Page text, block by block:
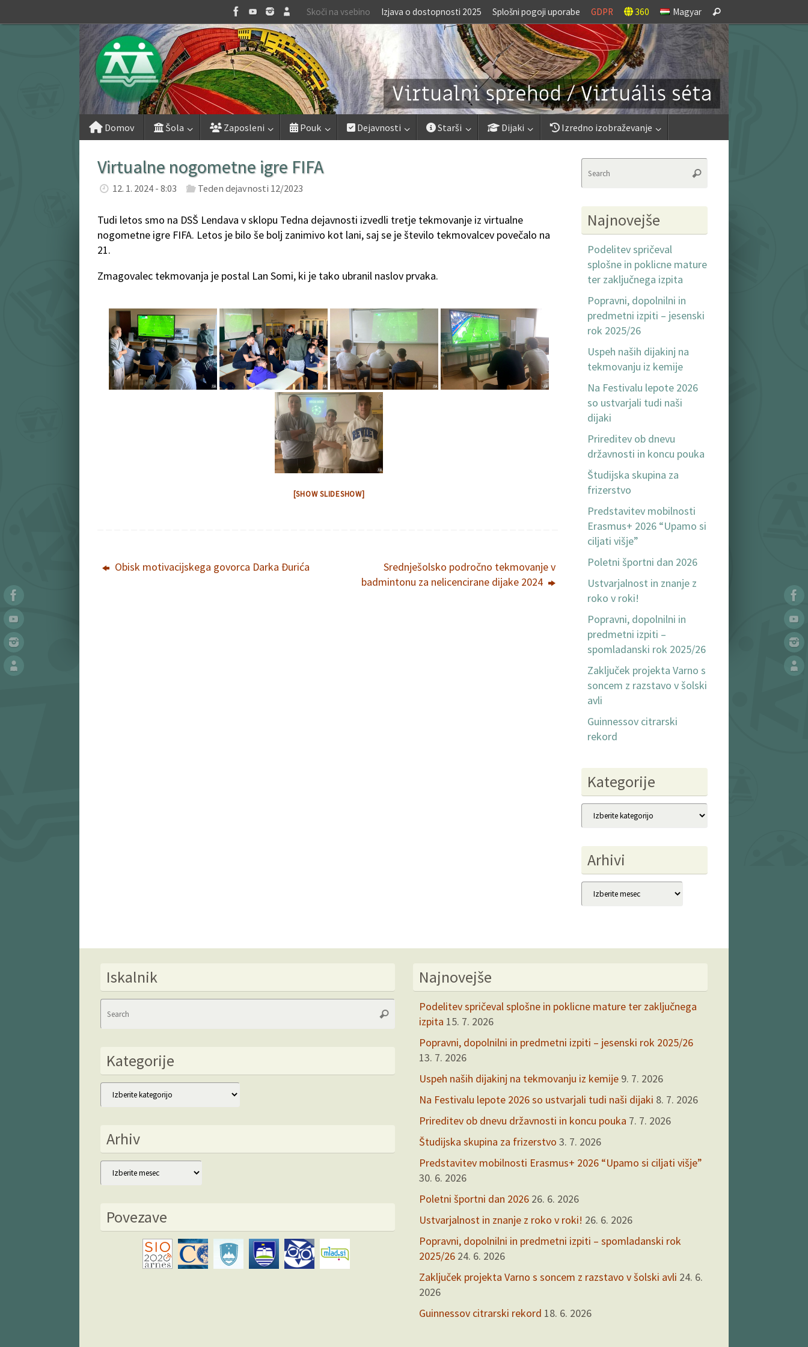
to
Skoči na vsebino Izjava o dostopnosti 2025 Splošni pogoji uporabe GDPR 360 Magyar
for:
Search
Skip
Domov Šola Zaposleni Pouk Dejavnosti Starši Dijaki Izredno izobraževanje
Virtualne nogometne igre FIFA
12. 1. 2024 - 8:03 Teden dejavnosti 12/2023
Tudi letos smo na DSŠ Lendava v sklopu Tedna dejavnosti izvedli tretje tekmovanje iz virtualne
nogometne igre FIFA. Letos je bilo še bolj zanimivo kot lani, saj se je število tekmovalcev povečalo na
21.
Zmagovalec tekmovanja je postal Lan Somi, ki je tako ubranil naslov prvaka.
[SHOW SLIDESHOW]
Obisk motivacijskega govorca Darka Đurića
Srednješolsko področno tekmovanje v
badmintonu za nelicencirane dijake 2024
Search
Najnovejše
Podelitev spričeval
splošne in poklicne mature
ter zaključnega izpita
Popravni, dopolnilni in
predmetni izpiti – jesenski
rok 2025/26
Uspeh naših dijakinj na
tekmovanju iz kemije
Na Festivalu lepote 2026
so ustvarjali tudi naši
dijaki
Prireditev ob dnevu
državnosti in koncu pouka
Študijska skupina za
frizerstvo
Predstavitev mobilnosti
Erasmus+ 2026 “Upamo si
ciljati višje”
Poletni športni dan 2026
Ustvarjalnost in znanje z
roko v roki!
Popravni, dopolnilni in
predmetni izpiti –
spomladanski rok 2025/26
Zaključek projekta Varno s
soncem z razstavo v šolski
avli
Guinnessov citrarski
rekord
Kategorije
Kategorije
Arhivi
Arhivi
Iskalnik
Search
Search
Kategorije
Kategorije
Arhiv
Arhiv
Povezave
Najnovejše
Podelitev spričeval splošne in poklicne mature ter zaključnega
izpita 15. 7. 2026
Popravni, dopolnilni in predmetni izpiti – jesenski rok 2025/26
13. 7. 2026
Uspeh naših dijakinj na tekmovanju iz kemije 9. 7. 2026
Na Festivalu lepote 2026 so ustvarjali tudi naši dijaki 8. 7. 2026
Prireditev ob dnevu državnosti in koncu pouka 7. 7. 2026
Študijska skupina za frizerstvo 3. 7. 2026
Predstavitev mobilnosti Erasmus+ 2026 “Upamo si ciljati višje”
30. 6. 2026
Poletni športni dan 2026 26. 6. 2026
Ustvarjalnost in znanje z roko v roki! 26. 6. 2026
Popravni, dopolnilni in predmetni izpiti – spomladanski rok
2025/26 24. 6. 2026
Zaključek projekta Varno s soncem z razstavo v šolski avli 24. 6.
2026
Guinnessov citrarski rekord 18. 6. 2026